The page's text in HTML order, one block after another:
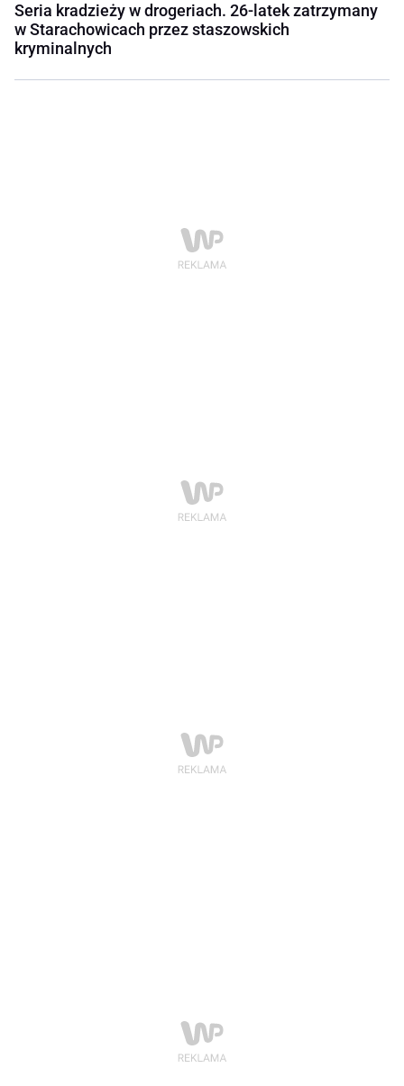
Seria kradzieży w drogeriach. 26-latek zatrzymany
w Starachowicach przez staszowskich
kryminalnych